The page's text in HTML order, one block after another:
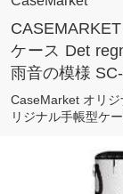
ケース Det
雨音の模様
CaseMarket オリ
リジナル手帳型ケー